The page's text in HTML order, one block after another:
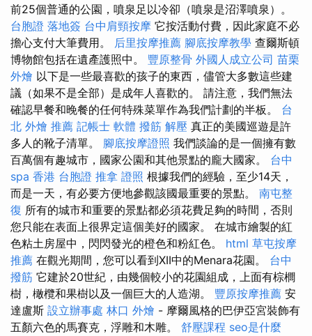
前25個普通的公園，噴泉足以冷卻（噴泉是沼澤噴泉）。
台胞證 落地簽 台中肩頸按摩 它按活動付費，因此家庭不必
擔心支付大筆費用。 后里按摩推薦 腳底按摩教學 查爾斯頓
博物館包括在遺產護照中。 豐原整骨 外國人成立公司 苗栗
外燴 以下是一些最喜歡的孩子的東西，儘管大多數這些建
議（如果不是全部）是成年人喜歡的。 請注意，我們無法
確認早餐和晚餐的任何特殊菜單作為我們計劃的半板。 台
北 外燴 推薦 記帳士 軟體 撥筋 解壓 真正的美國巡遊是許
多人的靴子清單。 腳底按摩證照 我們談論的是一個擁有數
百萬個有趣城市，國家公園和其他景點的龐大國家。 台中
spa 香港 台胞證 推拿 證照 根據我們的經驗，至少14天，
而是一天，有必要方便地參觀該國最重要的景點。 南屯整
復 所有的城市和重要的景點都必須花費足夠的時間，否則
您只能在表面上很界定這個美好的國家。 在城市繪製的紅
色粘土房屋中，閃閃發光的橙色和粉紅色。 html 草屯按摩
推薦 在觀光期間，您可以看到XII中的Menara花園。 台中
撥筋 它建於20世紀，由幾個較小的花園組成，上面有棕櫚
樹，橄欖和果樹以及一個巨大的人造湖。 豐原按摩推薦 安
達盧斯 設立辦事處 林口 外燴 - 摩爾風格的巴伊亞宮裝飾有
五顏六色的馬賽克，浮雕和木雕。 舒壓課程 seo是什麼